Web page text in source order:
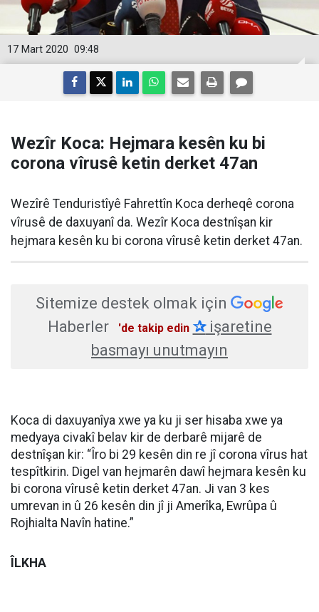
09:48
17 Mart 2020
Wezîr Koca: Hejmara kesên ku bi
corona vîrusê ketin derket 47an
Wezîrê Tenduristîyê Fahrettîn Koca derheqê corona
vîrusê de daxuyanî da. Wezîr Koca destnîşan kir
hejmara kesên ku bi corona vîrusê ketin derket 47an.
Sitemize destek olmak için
Haberler
'de takip edin ✰işaretine
basmayı unutmayın
Koca di daxuyanîya xwe ya ku ji ser hisaba xwe ya
medyaya civakî belav kir de derbarê mijarê de
destnîşan kir: “Îro bi 29 kesên din re jî corona vîrus hat
tespîtkirin. Digel van hejmarên dawî hejmara kesên ku
bi corona vîrusê ketin derket 47an. Ji van 3 kes
umrevan in û 26 kesên din jî ji Amerîka, Ewrûpa û
Rojhialta Navîn hatine.”
ÎLKHA